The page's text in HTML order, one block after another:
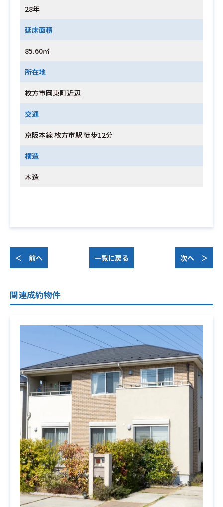
28年
延床面積
85.60㎡
所在地
枚方市岡東町近辺
交通
京阪本線 枚方市駅 徒歩12分
構造
木造
＜ 前へ 一覧に戻る 次へ ＞
関連成約物件